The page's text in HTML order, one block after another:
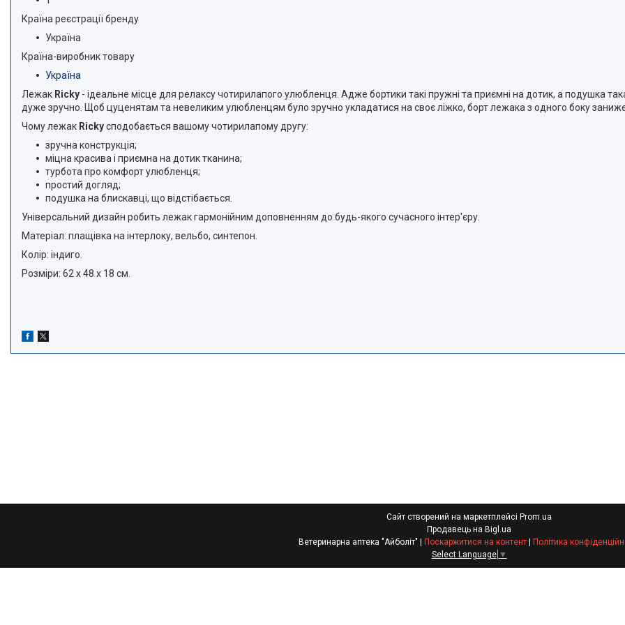
Країна реєстрації бренду
Україна
Країна-виробник товару
Україна
Лежак Ricky - ідеальне місце для релаксу чотирилапого улюбленця. Адже бортики такі пружні та приємні на дотик, а подушка
дуже зручно. Щоб цуценятам та невеликим улюбленцям було зручно укладатися на своє ліжко, борт лежака з одного боку
Чому лежак Rickyсподобається вашому чотирилапому другу:
зручна конструкція;
міцна красива і приємна на дотик тканина;
турбота про комфорт улюбленця;
простий догляд;
подушка на блискавці, що відстібається.
Універсальний дизайн робить лежак гармонійним доповненням до будь-якого сучасного інтер'єру.
Матеріал: плащівка на інтерлоку, вельбо, синтепон.
Колір: індиго.
Розміри: 62 х 48 х 18 см.
Сайт створений на маркетплейсі Prom.ua
Продавець на Bigl.ua
Ветеринарна аптека "Айболіт" | Поскаржитися на контент | Політика
Select Language ▼